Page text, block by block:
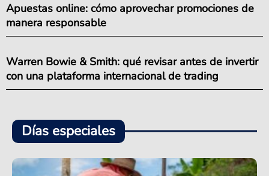
Apuestas online: cómo aprovechar promociones de
manera responsable
Warren Bowie & Smith: qué revisar antes de invertir
con una plataforma internacional de trading
Días especiales